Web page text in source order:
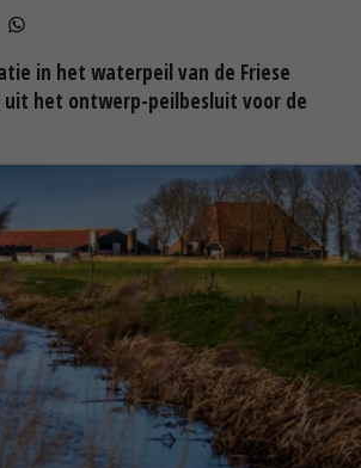
in het waterpeil van de Friese
het ontwerp-peilbesluit voor de